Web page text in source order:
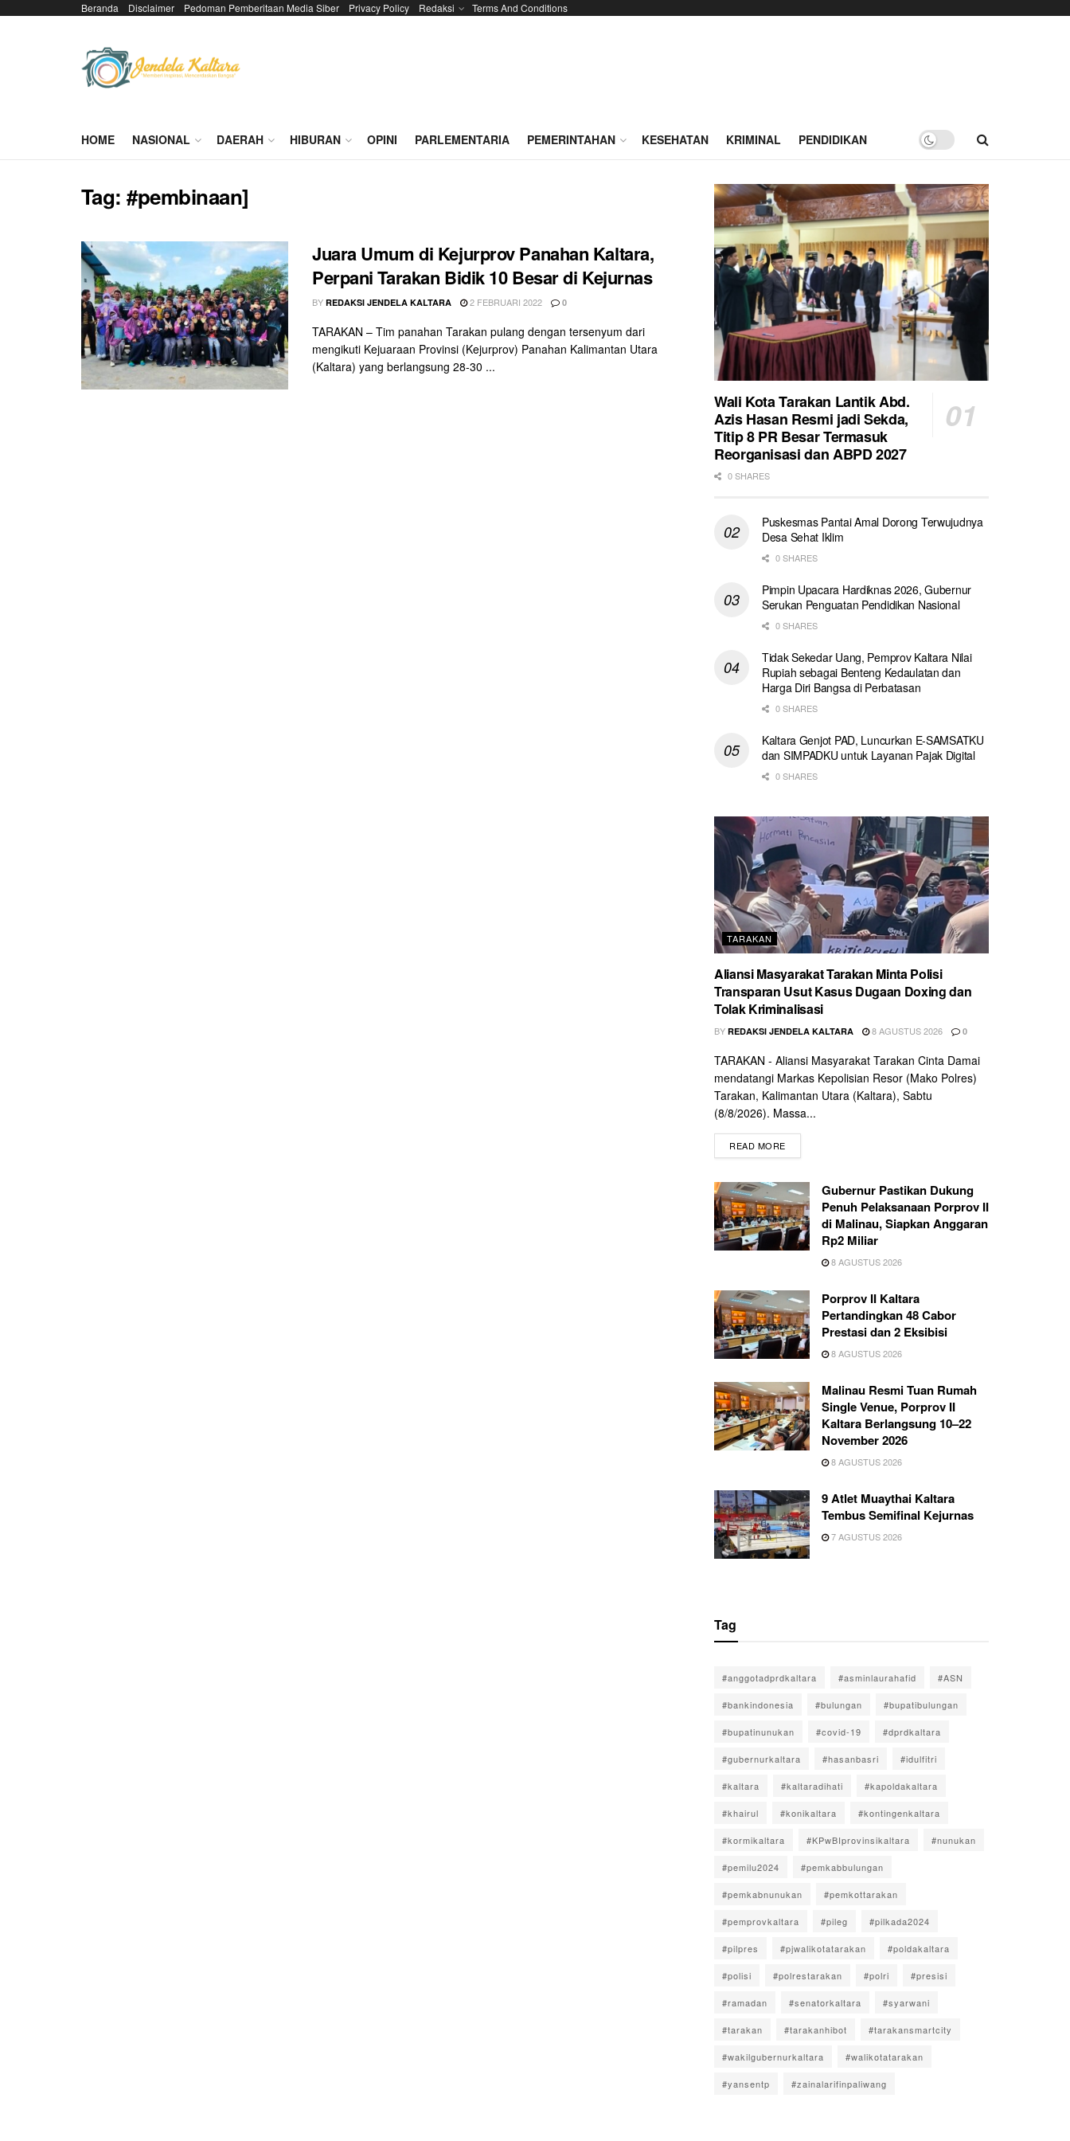
Beranda Disclaimer Pedoman Pemberitaan Media Siber Privacy Policy Redaksi Terms And Conditions
HOME NASIONAL DAERAH HIBURAN OPINI PARLEMENTARIA PEMERINTAHAN KESEHATAN KRIMINAL PENDIDIKAN
Tag:#pembinaan]
Juara Umum di Kejurprov Panahan Kaltara,
Perpani Tarakan Bidik 10 Besar di Kejurnas
BY REDAKSI JENDELA KALTARA 2 FEBRUARI 2022 0
TARAKAN – Tim panahan Tarakan pulang dengan tersenyum dari
mengikuti Kejuaraan Provinsi (Kejurprov) Panahan Kalimantan Utara
(Kaltara) yang berlangsung 28-30 ...
Wali Kota Tarakan Lantik Abd.
Azis Hasan Resmi jadi Sekda,
Titip 8 PR Besar Termasuk
Reorganisasi dan ABPD 2027
0 SHARES
Puskesmas Pantai Amal Dorong Terwujudnya
Desa Sehat Iklim
0 SHARES
Pimpin Upacara Hardiknas 2026, Gubernur
Serukan Penguatan Pendidikan Nasional
0 SHARES
Tidak Sekedar Uang, Pemprov Kaltara Nilai
Rupiah sebagai Benteng Kedaulatan dan
Harga Diri Bangsa di Perbatasan
0 SHARES
Kaltara Genjot PAD, Luncurkan E-SAMSATKU
dan SIMPADKU untuk Layanan Pajak Digital
0 SHARES
TARAKAN
Aliansi Masyarakat Tarakan Minta Polisi
Transparan Usut Kasus Dugaan Doxing dan
Tolak Kriminalisasi
BY REDAKSI JENDELA KALTARA 8 AGUSTUS 2026 0
TARAKAN - Aliansi Masyarakat Tarakan Cinta Damai
mendatangi Markas Kepolisian Resor (Mako Polres)
Tarakan, Kalimantan Utara (Kaltara), Sabtu
(8/8/2026). Massa...
READ MORE
Gubernur Pastikan Dukung
Penuh Pelaksanaan Porprov II
di Malinau, Siapkan Anggaran
Rp2 Miliar
8 AGUSTUS 2026
Porprov II Kaltara
Pertandingkan 48 Cabor
Prestasi dan 2 Eksibisi
8 AGUSTUS 2026
Malinau Resmi Tuan Rumah
Single Venue, Porprov II
Kaltara Berlangsung 10–22
November 2026
8 AGUSTUS 2026
9 Atlet Muaythai Kaltara
Tembus Semifinal Kejurnas
7 AGUSTUS 2026
Tag
#anggotadprdkaltara #asminlaurahafid #ASN
#bankindonesia #bulungan #bupatibulungan
#bupatinunukan #covid-19 #dprdkaltara
#gubernurkaltara #hasanbasri #idulfitri
#kaltara #kaltaradihati #kapoldakaltara
#khairul #konikaltara #kontingenkaltara
#kormikaltara #KPwBIprovinsikaltara #nunukan
#pemilu2024 #pemkabbulungan
#pemkabnunukan #pemkottarakan
#pemprovkaltara #pileg #pilkada2024
#pilpres #pjwalikotatarakan #poldakaltara
#polisi #polrestarakan #polri #presisi
#ramadan #senatorkaltara #syarwani
#tarakan #tarakanhibot #tarakansmartcity
#wakilgubernurkaltara #walikotatarakan
#yansentp #zainalarifinpaliwang